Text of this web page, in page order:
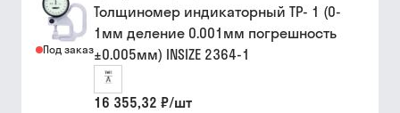
Под заказ
Толщиномер индикаторный ТР- 1 (0-
1мм деление 0.001мм погрешность
±0.005мм) INSIZE 2364-1
16 355,32 ₽/шт